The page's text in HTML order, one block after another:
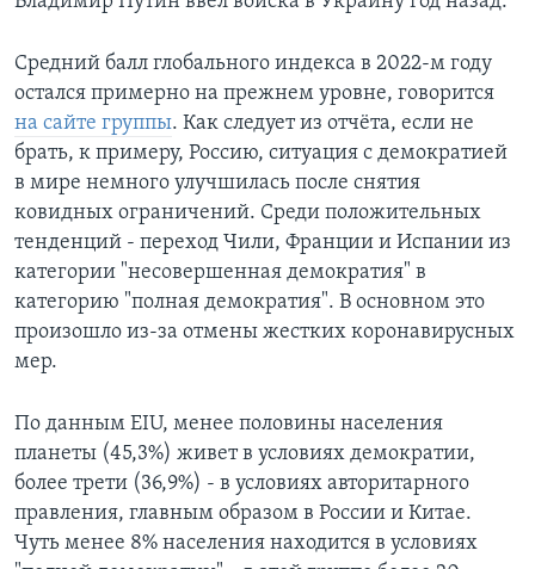
Средний балл глобального индекса в 2022-м году
остался примерно на прежнем уровне, говорится
на сайте группы. Как следует из отчёта, если не
брать, к примеру, Россию, ситуация с демократией
в мире немного улучшилась после снятия
ковидных ограничений. Среди положительных
тенденций - переход Чили, Франции и Испании из
категории "несовершенная демократия" в
категорию "полная демократия". В основном это
произошло из-за отмены жестких коронавирусных
мер.
По данным EIU, менее половины населения
планеты (45,3%) живет в условиях демократии,
более трети (36,9%) - в условиях авторитарного
правления, главным образом в России и Китае.
Чуть менее 8% населения находится в условиях